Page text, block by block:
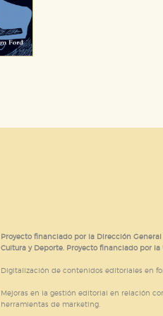
Proyecto financiado por la Dirección
Cultura y Deporte. Proyecto financiado por
Digitalización de contenidos editoriales en
Mejoras en la gestión editorial en relación
herramientas de marketing.